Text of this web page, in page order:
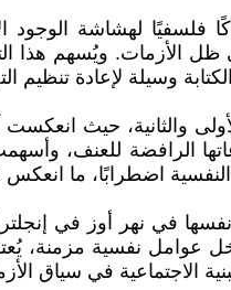
لهشاشة الوجود
ظل الأزمات. ويُسهم هذا
وسيلة لإعادة
والثانية، حيث انعكست
الرافضة للعنف،
اضطرابًا، ما انعكس
حياتها بإلقاء نفسها في
عوامل نفسية
الاجتماعية في سياق